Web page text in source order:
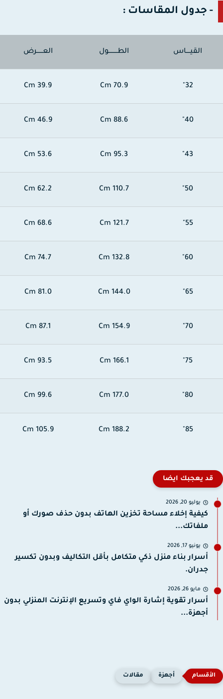
- جدول المقاسات :
القيــــاس الطـــــــــول العــــــرض
70.9 Cm
39.9 Cm
40"
88.6 Cm
46.9 Cm
95.3 Cm
53.6 Cm
110.7 Cm
62.2 Cm
121.7 Cm
68.6 Cm
132.8 Cm
74.7 Cm
144.0 Cm
81.0 Cm
154.9 Cm
87.1 Cm
166.1 Cm
93.5 Cm
177.0 Cm
99.6 Cm
188.2 Cm
105.9 Cm
قد يعجبك ايضا
يوليو 20, 2026
كيفية إخلاء مساحة تخزين الهاتف بدون حذف صورك أو
ملفاتك...
يونيو 17, 2026
أسرار بناء منزل ذكي متكامل بأقل التكاليف وبدون تكسير
جدران.
مايو 26, 2026
أسرار تقوية إشارة الواي فاي وتسريع الإنترنت المنزلي بدون
أجهزة...
أجهزة مقالات